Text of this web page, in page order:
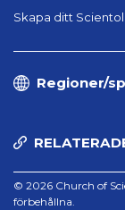
Skapa ditt
Regioner/
© 2026 Church of
förbehållna.